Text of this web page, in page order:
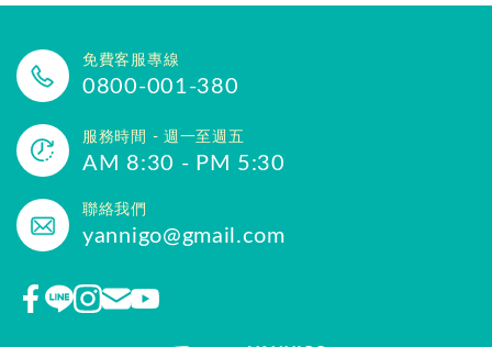
免費客服專線
0800-001-380
服務時間 - 週一至週五
AM 8:30 - PM 5:30
聯絡我們
yannigo@gmail.com